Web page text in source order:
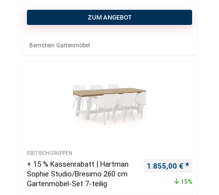
ZUM ANGEBOT
Bernstein Gartenmöbel
ESSTISCHGRUPPEN
+ 15 % Kassenrabatt | Hartman
Sophie Studio/Bresimo 260 cm
Gartenmöbel-Set 7-teilig
Ursprünglicher
1.855,00 €
15%